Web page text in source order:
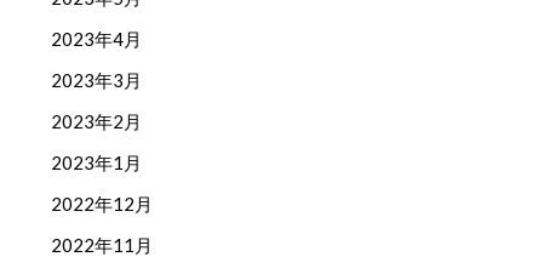
2023年4月
2023年3月
2023年2月
2023年1月
2022年12月
2022年11月